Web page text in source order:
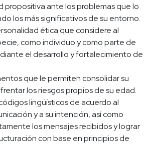
propositiva ante los problemas que lo
los más significativos de su entorno.
ética que considere al
como individuo y como parte de
el desarrollo y fortalecimiento de
que le permiten consolidar su
los riesgos propios de su edad.
lingüísticos de acuerdo al
y a su intención, así como
los mensajes recibidos y lograr
con base en principios de